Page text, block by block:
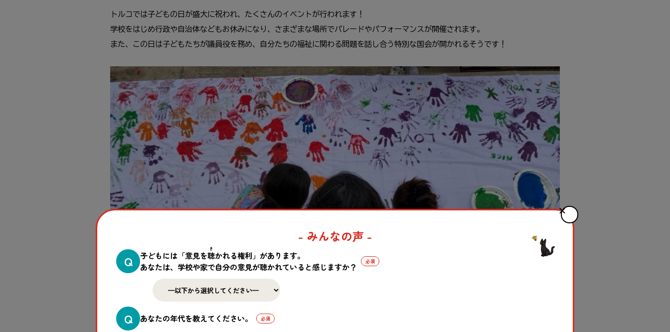
トルコでは子どもの日が盛大に祝われ、たくさんのイベントが行われます！
学校をはじめ行政や自治体などもお休みになり、さまざまな場所でパレードやパフォーマンスが開催されます。
また、この日は子どもたちが議員役を務め、自分たちの福祉に関わる問題を話し合う特別な国会が開かれるそうです！
- みんなの声 -
Q
子どもには「意見を聴
き
かれる権利」があります。
あなたは、学校や家で自分の意見が聴かれていると感じますか？
Q あなたの年代を教えてください。